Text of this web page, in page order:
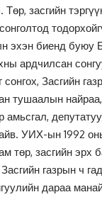
засгийн
эхэн биенд
ардчилсан
сонгох, Засгийн
тушаалын
УИХ-ын 1992
төр, засгийн
газрын ч
дараа